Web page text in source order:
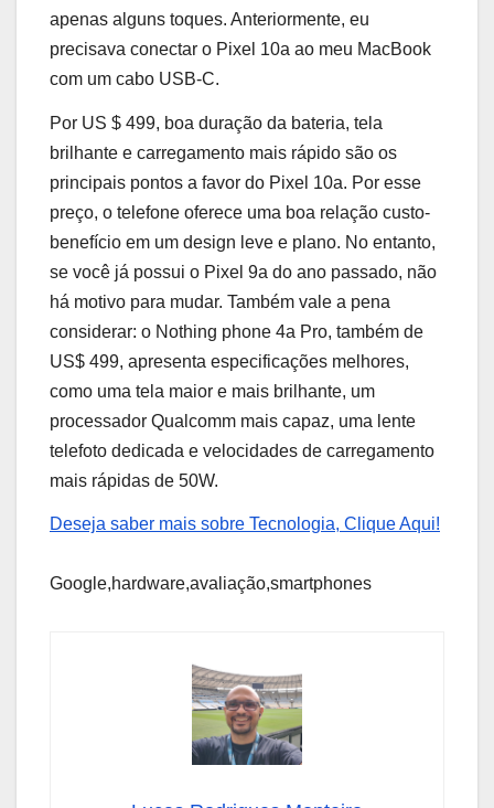
apenas alguns toques. Anteriormente, eu
precisava conectar o Pixel 10a ao meu MacBook
com um cabo USB-C.
Por US $ 499, boa duração da bateria, tela
brilhante e carregamento mais rápido são os
principais pontos a favor do Pixel 10a. Por esse
preço, o telefone oferece uma boa relação custo-
benefício em um design leve e plano. No entanto,
se você já possui o Pixel 9a do ano passado, não
há motivo para mudar. Também vale a pena
considerar: o Nothing phone 4a Pro, também de
US$ 499, apresenta especificações melhores,
como uma tela maior e mais brilhante, um
processador Qualcomm mais capaz, uma lente
telefoto dedicada e velocidades de carregamento
mais rápidas de 50W.
Deseja saber mais sobre Tecnologia, Clique Aqui!
Google,hardware,avaliação,smartphones